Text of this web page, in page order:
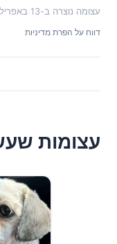
עצומה נוצרה ב-13 באפריל 2026
דווח על הפרת מדיניות
עצומות